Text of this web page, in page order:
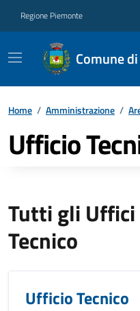
Regione Piemonte
Comune
Home / Amministrazione /
Ufficio
Tutti gli
Tecnico
Ufficio Tecnico